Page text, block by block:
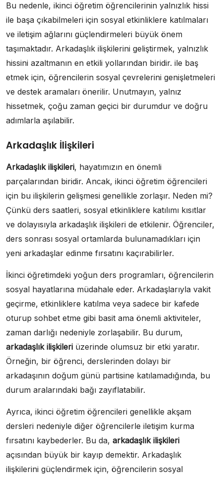
Bu nedenle, ikinci öğretim öğrencilerinin yalnızlık hissi
ile başa çıkabilmeleri için sosyal etkinliklere katılmaları
ve iletişim ağlarını güçlendirmeleri büyük önem
taşımaktadır. Arkadaşlık ilişkilerini geliştirmek, yalnızlık
hissini azaltmanın en etkili yollarından biridir. ile baş
etmek için, öğrencilerin sosyal çevrelerini genişletmeleri
ve destek aramaları önerilir. Unutmayın, yalnız
hissetmek, çoğu zaman geçici bir durumdur ve doğru
adımlarla aşılabilir.
Arkadaşlık İlişkileri
Arkadaşlık ilişkileri, hayatımızın en önemli
parçalarından biridir. Ancak, ikinci öğretim öğrencileri
için bu ilişkilerin gelişmesi genellikle zorlaşır. Neden mi?
Çünkü ders saatleri, sosyal etkinliklere katılımı kısıtlar
ve dolayısıyla arkadaşlık ilişkileri de etkilenir. Öğrenciler,
ders sonrası sosyal ortamlarda bulunamadıkları için
yeni arkadaşlar edinme fırsatını kaçırabilirler.
İkinci öğretimdeki yoğun ders programları, öğrencilerin
sosyal hayatlarına müdahale eder. Arkadaşlarıyla vakit
geçirme, etkinliklere katılma veya sadece bir kafede
oturup sohbet etme gibi basit ama önemli aktiviteler,
zaman darlığı nedeniyle zorlaşabilir. Bu durum,
arkadaşlık ilişkileri üzerinde olumsuz bir etki yaratır.
Örneğin, bir öğrenci, derslerinden dolayı bir
arkadaşının doğum günü partisine katılamadığında, bu
durum aralarındaki bağı zayıflatabilir.
Ayrıca, ikinci öğretim öğrencileri genellikle akşam
dersleri nedeniyle diğer öğrencilerle iletişim kurma
fırsatını kaybederler. Bu da, arkadaşlık ilişkileri
açısından büyük bir kayıp demektir. Arkadaşlık
ilişkilerini güçlendirmek için, öğrencilerin sosyal